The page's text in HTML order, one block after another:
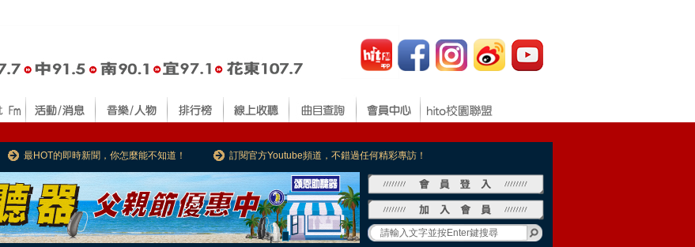
最HOT的即時新聞，你怎麼能不知道！ 訂閱官方Youtube頻道，不錯過任何精彩專訪！